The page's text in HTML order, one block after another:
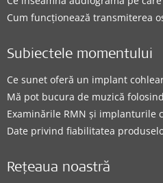
Cum funcționează transmiterea
Subiectele momentului
Ce sunet oferă un implant
Mă pot bucura de muzică
Examinările RMN și implanturile
Date privind fiabilitatea
Rețeaua noastră